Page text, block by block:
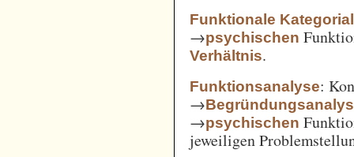
Funktionale
→psychischen
Verhältnis.
Funktionsanalyse:
→
→psychischen
jeweiligen